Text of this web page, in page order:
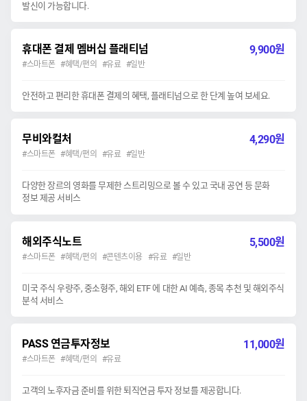
발신이 가능합니다.
휴대폰 결제 멤버십 플래티넘 9,900원
#스마트폰 #혜택/편의 #유료 #일반
안전하고 편리한 휴대폰 결제의 혜택, 플래티넘으로 한 단계 높여 보세요.
무비와컬처 4,290원
#스마트폰 #혜택/편의 #유료 #일반
다양한 장르의 영화를 무제한 스트리밍으로 볼 수 있고 국내 공연 등 문화
정보 제공 서비스
해외주식노트 5,500원
#스마트폰 #혜택/편의 #콘텐츠이용 #유료 #일반
미국 주식 우량주, 중소형주, 해외 ETF 에 대한 AI 예측, 종목 추천 및 해외주식
분석 서비스
PASS 연금투자정보 11,000원
#스마트폰 #혜택/편의 #유료
고객의 노후자금 준비를 위한 퇴직연금 투자 정보를 제공합니다.